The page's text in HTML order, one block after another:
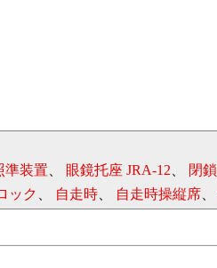
準装置、 眼鏡托座 JRA-12、 閉
ック 、 自走時、 自走時操縦席、